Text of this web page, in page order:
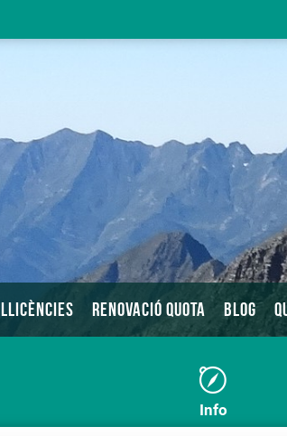
LLICÈNCIES RENOVACIÓ QUOTA BLOG
Info